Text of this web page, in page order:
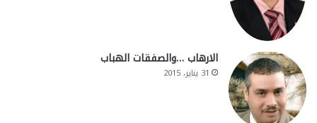
الارهاب …والصفقات الهباب
31 يناير، 2015